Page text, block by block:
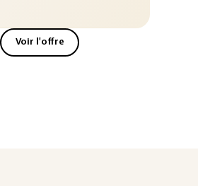
Voir l'offre